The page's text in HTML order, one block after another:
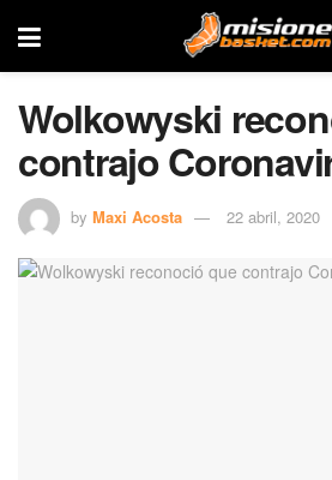
Wolkowyski
contrajo
by Maxi Acosta 22 abril, 2020